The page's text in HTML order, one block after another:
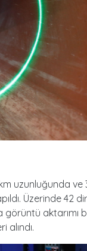
uzunluğunda
Üzerinde 42
aktarımı
alındı.